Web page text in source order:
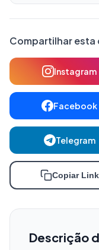
Compartilhar
Instagram
Facebook
Telegram
Copiar Link
Descrição